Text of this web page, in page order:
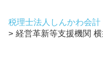
税理士法人しんかわ会計
> 経営革新等支援機関